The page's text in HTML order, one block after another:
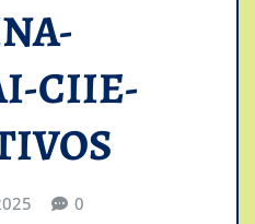
CIIE-
0